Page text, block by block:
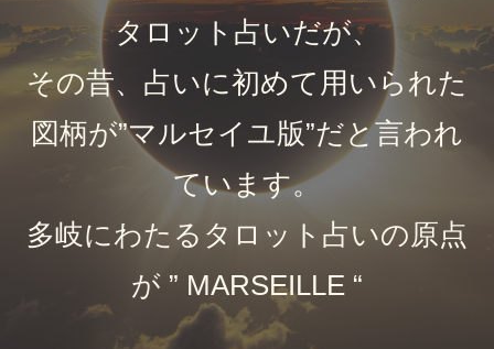
タロット占いだが、
その昔、占いに初めて用いられた
図柄が”マルセイユ版”だと言われ
ています。
多岐にわたるタロット占いの原点
が ” MARSEILLE “